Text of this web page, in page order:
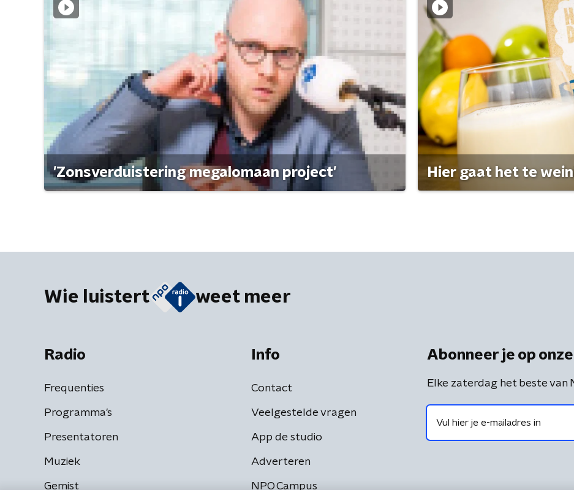
'Zonsverduistering megalomaan project' Hier gaat het te
Wie luistert weet meer
Radio
Frequenties
Programma's
Presentatoren
Muziek
Gemist
Info
Contact
Veelgestelde vragen
App de studio
Adverteren
NPO Campus
Abonneer je op
Elke zaterdag het beste van